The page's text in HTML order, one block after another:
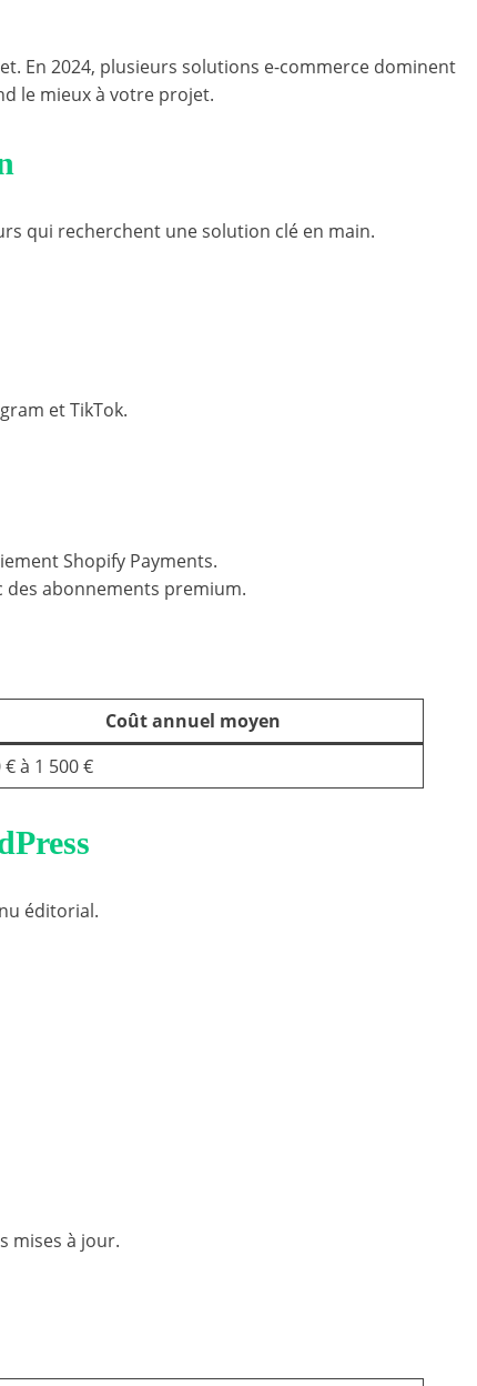
En 2024, plusieurs solutions e-commerce dominent
le mieux à votre projet.
qui recherchent une solution clé en main.
et TikTok.
Shopify Payments.
des abonnements premium.
Coût annuel moyen
€ à 1 500 €
éditorial.
mises à jour.